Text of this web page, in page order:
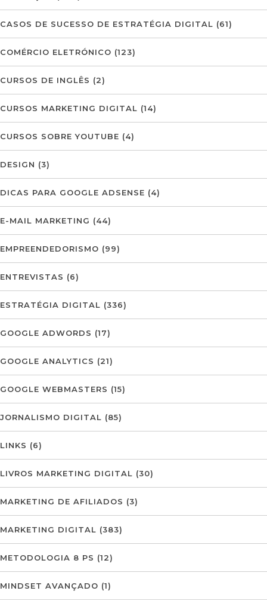
CASOS DE SUCESSO DE ESTRATÉGIA DIGITAL (61)
COMÉRCIO ELETRÓNICO (123)
CURSOS DE INGLÊS (2)
CURSOS MARKETING DIGITAL (14)
CURSOS SOBRE YOUTUBE (4)
DESIGN (3)
DICAS PARA GOOGLE ADSENSE (4)
E-MAIL MARKETING (44)
EMPREENDEDORISMO (99)
ENTREVISTAS (6)
ESTRATÉGIA DIGITAL (336)
GOOGLE ADWORDS (17)
GOOGLE ANALYTICS (21)
GOOGLE WEBMASTERS (15)
JORNALISMO DIGITAL (85)
LINKS (6)
LIVROS MARKETING DIGITAL (30)
MARKETING DE AFILIADOS (3)
MARKETING DIGITAL (383)
METODOLOGIA 8 PS (12)
MINDSET AVANÇADO (1)